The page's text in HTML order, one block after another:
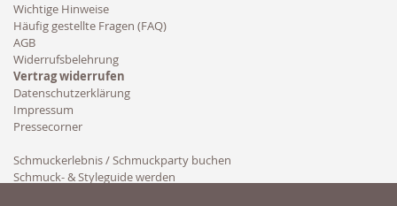
Wichtige Hinweise
Häufig gestellte Fragen (FAQ)
AGB
Widerrufsbelehrung
Vertrag widerrufen
Datenschutzerklärung
Impressum
Pressecorner
Schmuckerlebnis / Schmuckparty buchen
Schmuck- & Styleguide werden